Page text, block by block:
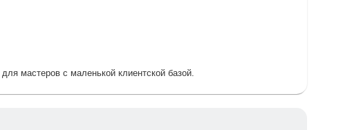
мастеров с маленькой клиентской базой.